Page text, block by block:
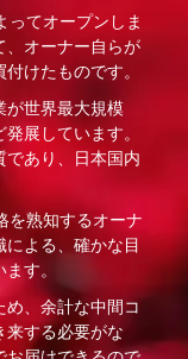
ってオープンしま
、オーナー自らが
けたものです。
が世界最大規模
展しています。
であり、日本国内
を熟知するオーナ
よる、確かな目
す。
め、余計な中間コ
来する必要がな